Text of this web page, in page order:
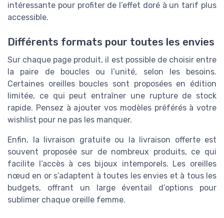
intéressante pour profiter de l’effet doré à un tarif plus
accessible.
Différents formats pour toutes les envies
Sur chaque page produit, il est possible de choisir entre
la paire de boucles ou l’unité, selon les besoins.
Certaines oreilles boucles sont proposées en édition
limitée, ce qui peut entraîner une rupture de stock
rapide. Pensez à ajouter vos modèles préférés à votre
wishlist pour ne pas les manquer.
Enfin, la livraison gratuite ou la livraison offerte est
souvent proposée sur de nombreux produits, ce qui
facilite l’accès à ces bijoux intemporels. Les oreilles
nœud en or s’adaptent à toutes les envies et à tous les
budgets, offrant un large éventail d’options pour
sublimer chaque oreille femme.